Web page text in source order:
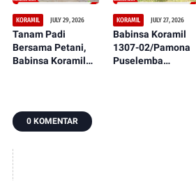
KORAMIL JULY 29, 2026
Tanam Padi
Bersama Petani,
Babinsa Koramil
Panen dan
Ketahanan Pangan
KORAMIL JULY 27, 2026
Babinsa Koramil
1307-02/Pamona
Puselemba
0 KOMENTAR